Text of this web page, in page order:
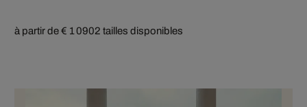
à partir de € 1 0902 tailles disponibles